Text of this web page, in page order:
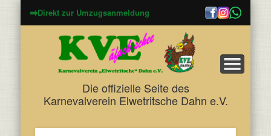
➡Direkt zur Umzugsanmeldung
Die offizielle Seite des
Karnevalverein Elwetritsche Dahn e.V.